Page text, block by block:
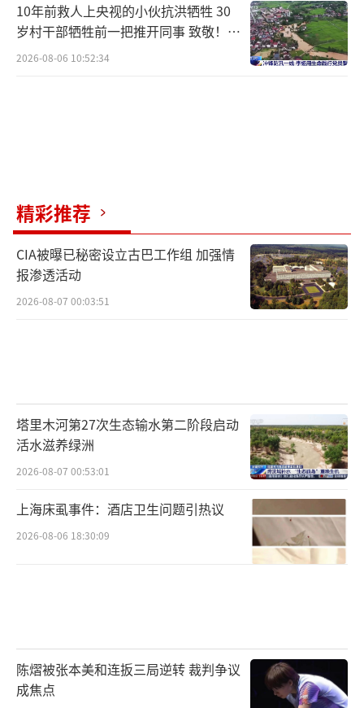
10年前救人上央视的小伙抗洪牺牲 30
岁村干部牺牲前一把推开同事 致敬！送
别！
2026-08-06 10:52:34
精彩推荐
CIA被曝已秘密设立古巴工作组 加强情
报渗透活动
2026-08-07 00:03:51
塔里木河第27次生态输水第二阶段启动
活水滋养绿洲
2026-08-07 00:53:01
上海床虱事件：酒店卫生问题引热议
2026-08-06 18:30:09
陈熠被张本美和连扳三局逆转 裁判争议
成焦点